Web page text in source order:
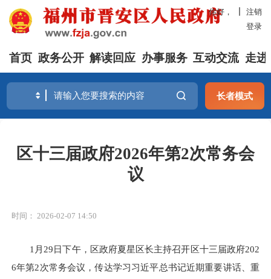
你好，
注销
登录
首页 政务公开 解读回应 办事服务 互动交流 走进
长者模式
区十三届政府2026年第2次常务会
议
时间： 2026-02-07 14:50
1月29日下午，区政府夏星区长主持召开区十三届政府202
6年第2次常务会议，传达学习习近平总书记近期重要讲话、重